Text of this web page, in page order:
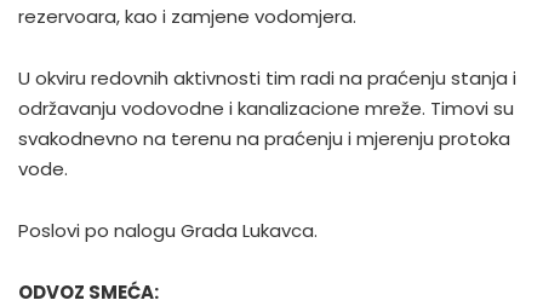
rezervoara, kao i zamjene vodomjera.
U okviru redovnih aktivnosti tim radi na praćenju stanja i
održavanju vodovodne i kanalizacione mreže. Timovi su
svakodnevno na terenu na praćenju i mjerenju protoka
vode.
Poslovi po nalogu Grada Lukavca.
ODVOZ SMEĆA: